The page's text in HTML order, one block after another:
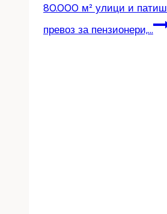
80.000 м² улици и
превоз за пензионери,…